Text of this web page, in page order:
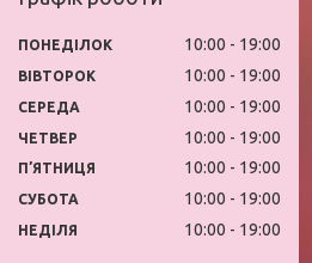
ПОНЕДІЛОК 10:00 19:00
ВІВТОРОК 10:00 19:00
СЕРЕДА 10:00 19:00
ЧЕТВЕР 10:00 19:00
ПʼЯТНИЦЯ 10:00 19:00
СУБОТА 10:00 19:00
НЕДІЛЯ 10:00 19:00